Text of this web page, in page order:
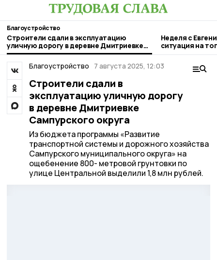
Благоустройство
Строители сдали в эксплуатацию
уличную дорогу в деревне Дмитриевке
Сампурского округа
Неделя с
ситуация на
городе и
Благоустройство
7 августа 2025, 12:03
Строители сдали в
эксплуатацию уличную дорогу
в деревне Дмитриевке
Сампурского округа
Из бюджета программы «Развитие
транспортной системы и дорожного хозяйства
Сампурского муниципального округа» на
ощебенение 800- метровой грунтовки по
улице Центральной выделили 1,8 млн рублей.